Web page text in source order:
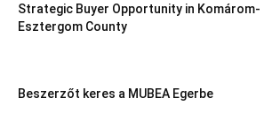
Strategic Buyer Opportunity in Komárom-
Esztergom County
Beszerzőt keres a MUBEA Egerbe